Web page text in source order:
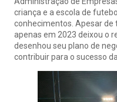
criança e a escola de
conhecimentos. Apesar de
apenas em 2023 deixou o
desenhou seu plano de
contribuir para o sucesso